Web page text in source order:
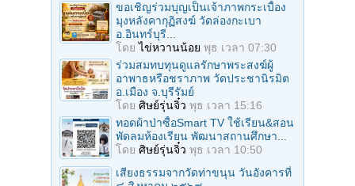
ขอเชิญร่วมบุญเป็นเจ้าภาพกระเบื้อง
มุงหลังคากุฏิสงฆ์ วัดล่องกะเบา
อ.อินทร์บุรี...
โดยไข่หวานน้อย พุธ เวลา 07:30
ร่วมสมทบทุนดูแลรักษาพระสงฆ์ผู้
อาพาธหรือชราภาพ วัดประชานิรมิต
อ.เมือง จ.บุรีรัมย์
โดย ศิษย์รุ่นจิ๋ว พุธ เวลา 15:16
ทอดผ้าป่าซื้อSmart TV ใช้เรียน&สอน
พัดลมห้องเรียน พัฒนาสถานศึกษา...
โดย ศิษย์รุ่นจิ๋ว พุธ เวลา 10:50
เสียงธรรมจากวัดท่าขนุน วันอังคารที่